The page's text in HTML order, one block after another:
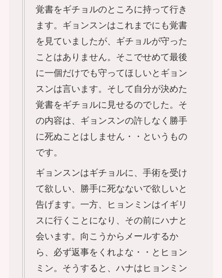
覚書をギチョルのところに持って行き
ます。ギョンスンはこれまでにも覚書
を見ていましたが、ギチョルが守った
ことはありません。そこでせめて最後
に一個だけでも守ってほしいとギョン
スンは言います。そして自分が決めた
覚書をギチョルに見せるのでした。そ
の内容は、ギョンスンの許しなく勝手
に死ぬことはしません・・というもの
です。
ギョンスンはギチョルに、手術を受け
て欲しい、勝手に死なないで欲しいと
告げます。一方、ヒョンミンはイギリ
スに行くことになり、その前にハナと
会います。向こうからメールするか
ら、必ず返事をくれよな・・とヒョン
ミン。そうすると、ハナはヒョンミン